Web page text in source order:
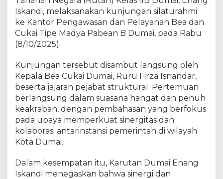
u
n
j
i
K
a
n
t
o
r
a
Iskandi, melaksanakan kunjungan silaturahmi
ke Kantor Pengawasan dan Pelayanan Bea dan
Cukai Tipe Madya Pabean B Dumai, pada Rabu
(8/10/2025).
Kunjungan tersebut disambut langsung oleh
Kepala Bea Cukai Dumai, Ruru Firza Isnandar,
beserta jajaran pejabat struktural. Pertemuan
berlangsung dalam suasana hangat dan penuh
keakraban, dengan pembahasan yang berfokus
pada upaya memperkuat sinergitas dan
kolaborasi antarinstansi pemerintah di wilayah
Kota Dumai.
Dalam kesempatan itu, Karutan Dumai Enang
Iskandi menegaskan bahwa sinergi dan